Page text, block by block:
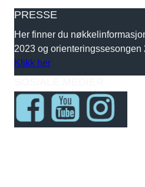
PRESSE
Her finner du
2023 og orienteringssesongen
Klikk her